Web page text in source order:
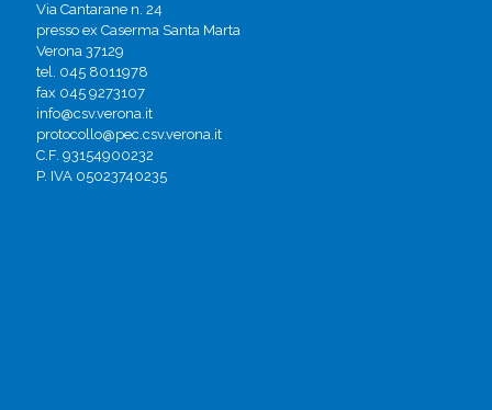
Via Cantarane n. 24
presso ex Caserma Santa Marta
Verona 37129
tel. 045 8011978
fax 045 9273107
info@csv.verona.it
protocollo@pec.csv.verona.it
C.F. 93154900232
P. IVA 05023740235